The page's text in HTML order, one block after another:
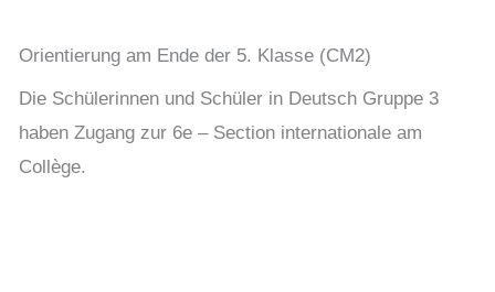
Orientierung am Ende der 5. Klasse (CM2)
Die Schülerinnen und Schüler in Deutsch Gruppe 3
haben Zugang zur 6e – Section internationale am
Collège.